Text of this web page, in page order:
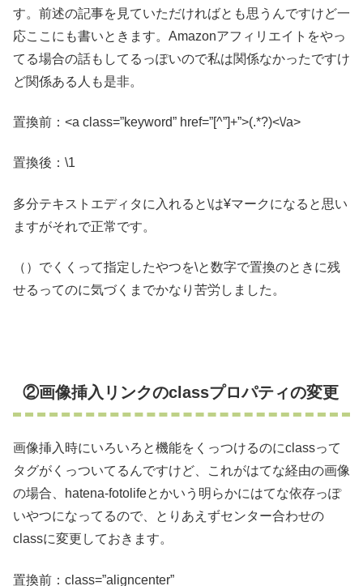
す。前述の記事を見ていただければとも思うんですけど一
応ここにも書いときます。Amazonアフィリエイトをやっ
てる場合の話もしてるっぽいので私は関係なかったですけ
ど関係ある人も是非。
置換前：<a class=”keyword” href=”[^”]+”>(.*?)<\/a>
置換後：\1
多分テキストエディタに入れると\は¥マークになると思い
ますがそれで正常です。
（）でくくって指定したやつを\と数字で置換のときに残
せるってのに気づくまでかなり苦労しました。
②画像挿入リンクのclassプロパティの変更
画像挿入時にいろいろと機能をくっつけるのにclassって
タグがくっついてるんですけど、これがはてな経由の画像
の場合、hatena-fotolifeとかいう明らかにはてな依存っぽ
いやつになってるので、とりあえずセンター合わせの
classに変更しておきます。
置換前：class=”aligncenter”